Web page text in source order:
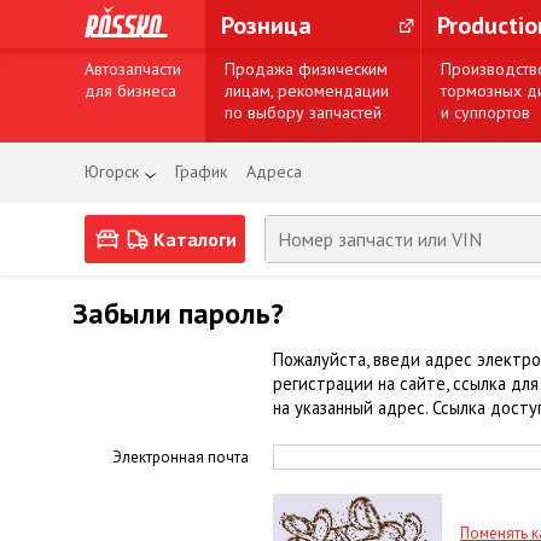
Розница
Автозапчасти
для бизнеса
Продажа физическим
лицам, рекомендации
по выбору запчастей
тормозных
и суппортов
Югорск График Адреса
Каталоги
Забыли пароль?
Пожалуйста, введи адрес
регистрации на сайте, ссылка
на указанный адрес. Ссылка
Электронная почта
Поменять